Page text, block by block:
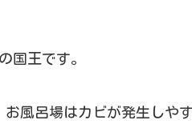
国王です。
風呂場はカビが発生しや